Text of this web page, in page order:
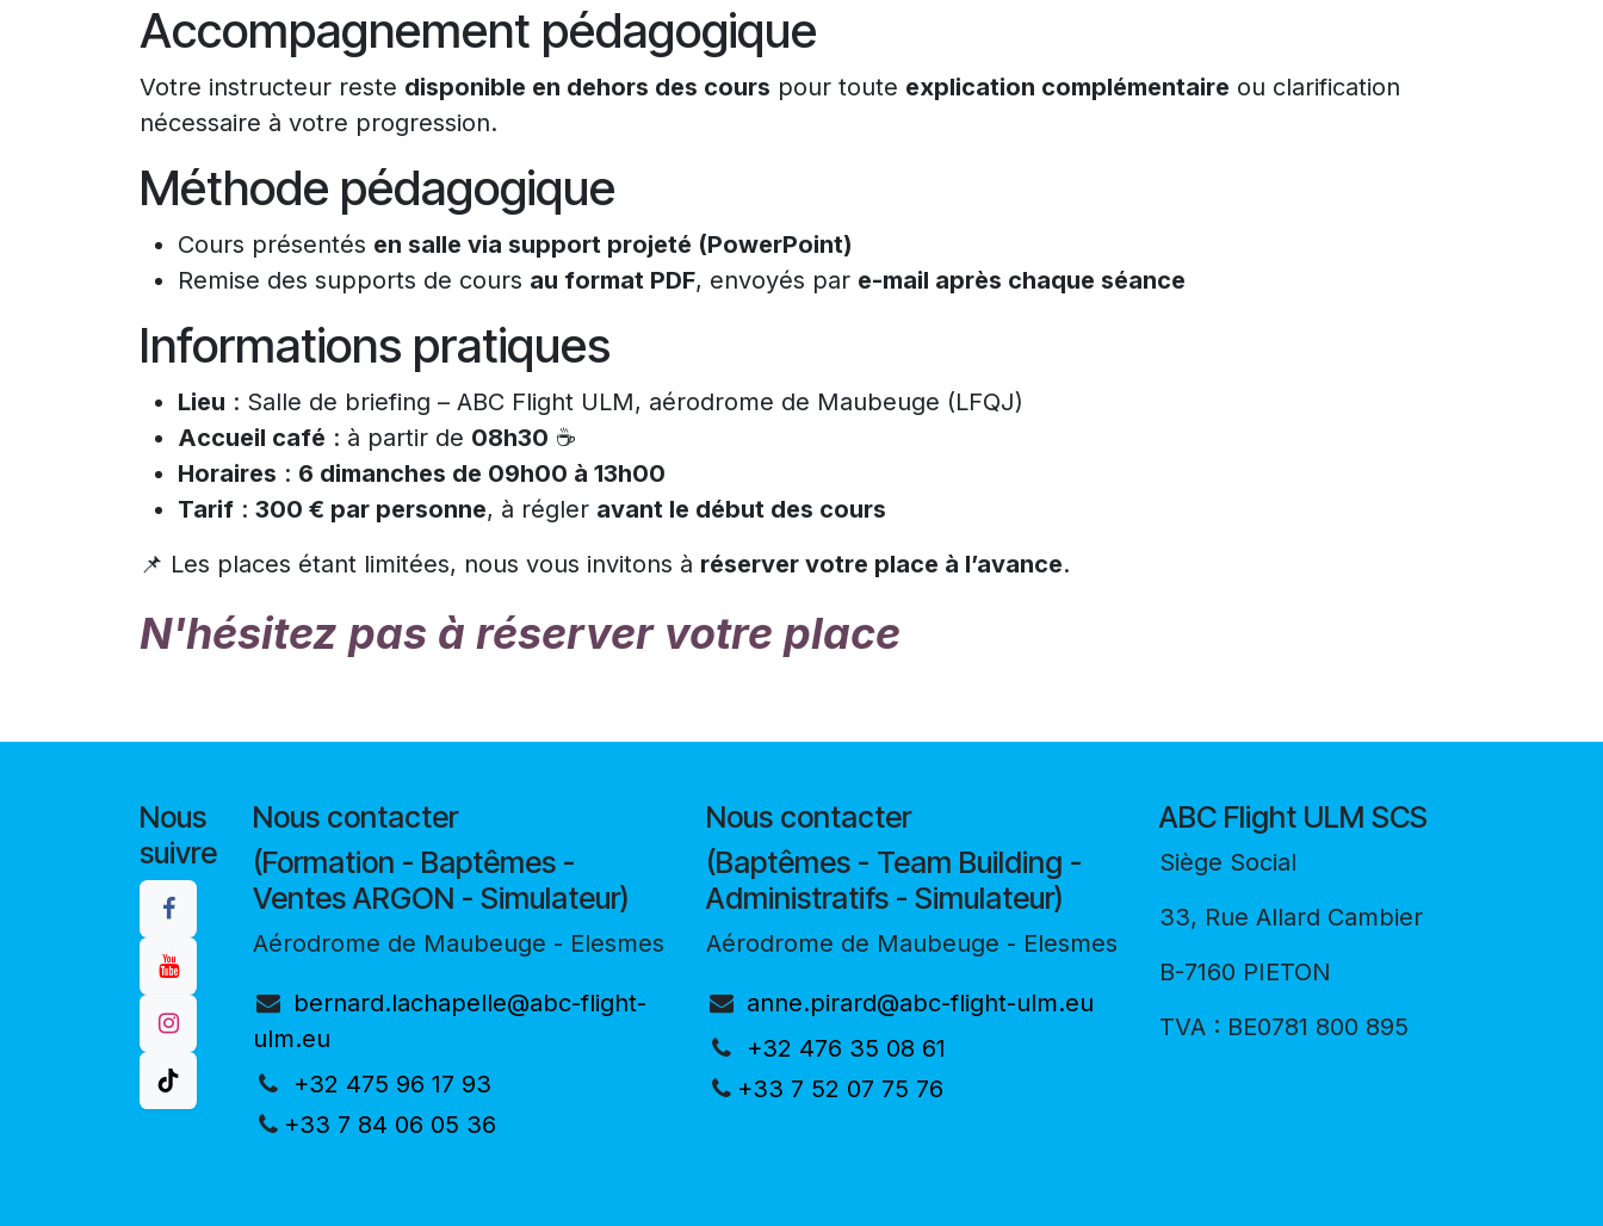
Accompagnement pédagogique
Votre instructeur reste disponible en dehors des cours pour toute explication complémentaire ou clarification
nécessaire à votre progression.
Méthode pédagogique
Cours présentés en salle via support projeté (PowerPoint)
Remise des supports de cours au format PDF, envoyés par e-mail après chaque séance
Informations pratiques
Lieu : Salle de briefing – ABC Flight ULM, aérodrome de Maubeuge (LFQJ)
Accueil café : à partir de 08h30 ☕
Horaires : 6 dimanches de 09h00 à 13h00
Tarif : 300 € par personne, à régler avant le début des cours
📌 Les places étant limitées, nous vous invitons à réserver votre place à l’avance.
N'hésitez pas à réserver votre place
Nous
suivre
Nous contacter
(Formation - Baptêmes -
Ventes ARGON - Simulateur)
Aérodrome de Maubeuge - Elesmes
bernard.lachapelle@abc-flight-
ulm.eu
+32 475 96 17 93
+33 7 84 06 05 36
Nous contacter
(Baptêmes - Team Building -
Administratifs - Simulateur)
Aérodrome de Maubeuge - Elesmes
anne.pirard@abc-flight-ulm.eu
+32 476 35 08 61
+33 7 52 07 75 76
ABC Flight ULM SCS
Siège Social
33, Rue Allard Cambier
B-7160 PIETON
TVA : BE0781 800 895